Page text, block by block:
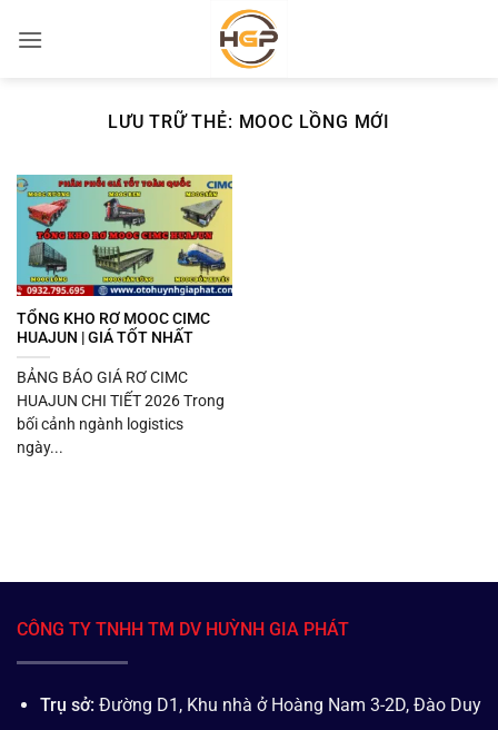
qua
LƯU TRỮ THẺ: MOOC LỒNG MỚI
TỔNG KHO RƠ MOOC CIMC
HUAJUN | GIÁ TỐT NHẤT
BẢNG BÁO GIÁ RƠ CIMC
HUAJUN CHI TIẾT 2026 Trong
bối cảnh ngành logistics
ngày...
CÔNG TY TNHH TM DV HUỲNH GIA PHÁT
Trụ sở: Đường D1, Khu nhà ở Hoàng Nam 3-2D, Đào Duy